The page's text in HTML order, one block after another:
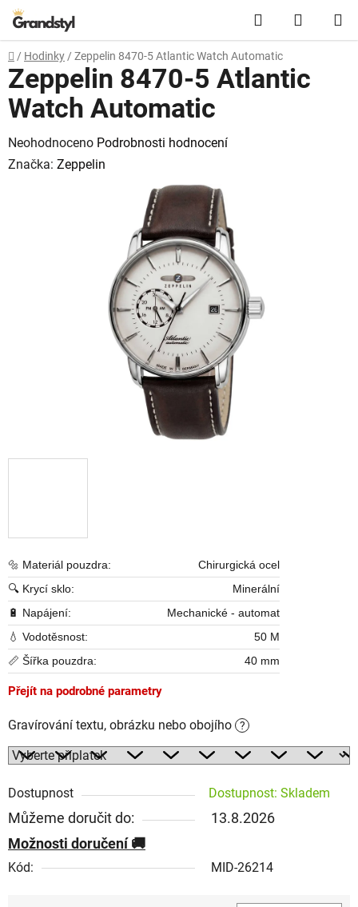
Přejít na obsah Hledat
Domů
/ Hodinky / Zeppelin 8470-5 Atlantic Watch Automatic
🔩 Materiál pouzdra:
Chirurgická ocel
🔍 Krycí sklo:
Minerální
🔋 Napájení:
Mechanické - automat
💧 Vodotěsnost:
50 M
📏 Šířka pouzdra:
40 mm
Přejít na podrobné parametry
Gravírování textu, obrázku nebo obojího ?
Dostupnost Dostupnost: Skladem
Můžeme doručit do:
13.8.2026
Možnosti doručení
Kód: MID-26214
Zeppelin 8470-5 Atlantic
Watch Automatic
Průměrné hodnocení produktu je 0,0 z 5 hvězdiček.
Neohodnoceno Podrobnosti hodnocení
Značka: Zeppelin